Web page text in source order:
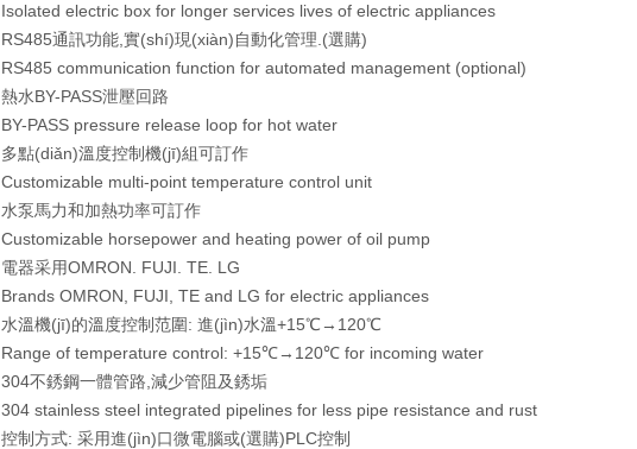
Isolated electric box for longer services lives of electric appliances
RS485通訊功能,實(shí)現(xiàn)自動化管理.(選購)
RS485 communication function for automated management (optional)
熱水BY-PASS泄壓回路
BY-PASS pressure release loop for hot water
多點(diǎn)溫度控制機(jī)組可訂作
Customizable multi-point temperature control unit
水泵馬力和加熱功率可訂作
Customizable horsepower and heating power of oil pump
電器采用OMRON. FUJI. TE. LG
Brands OMRON, FUJI, TE and LG for electric appliances
水溫機(jī)的溫度控制范圍: 進(jìn)水溫+15℃→120℃
Range of temperature control: +15℃→120℃ for incoming water
304不銹鋼一體管路,減少管阻及銹垢
304 stainless steel integrated pipelines for less pipe resistance and rust
控制方式: 采用進(jìn)口微電腦或(選購)PLC控制